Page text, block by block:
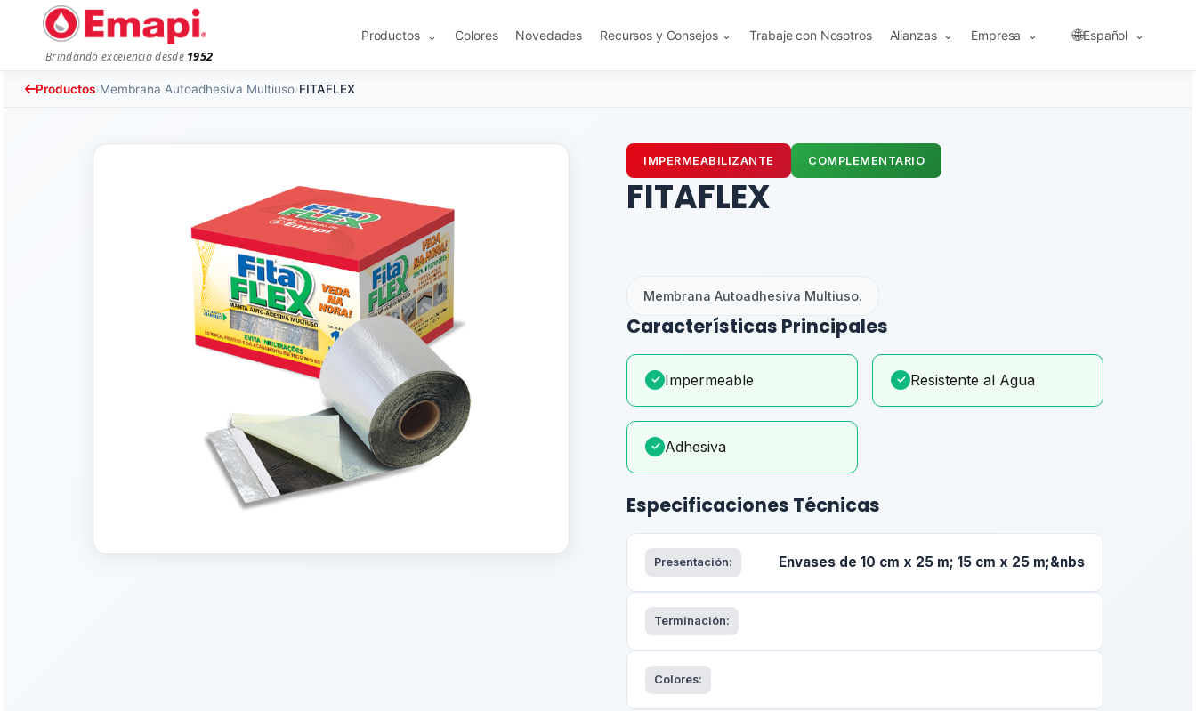
Brindando excelencia desde 1952
Productos ⌄ Colores Novedades Recursos y Consejos ⌄ Trabaje con Nosotros Alianzas ⌄ Empresa ⌄ 🌐Español ⌄
Productos›Membrana Autoadhesiva Multiuso›FITAFLEX
IMPERMEABILIZANTE COMPLEMENTARIO
FITAFLEX
Membrana Autoadhesiva Multiuso.
Características Principales
✓ Impermeable ✓ Resistente al Agua
✓ Adhesiva
Especificaciones Técnicas
Presentación: Envases de 10 cm x 25 m; 15 cm x 25 m;&nbs
Terminación:
Colores: